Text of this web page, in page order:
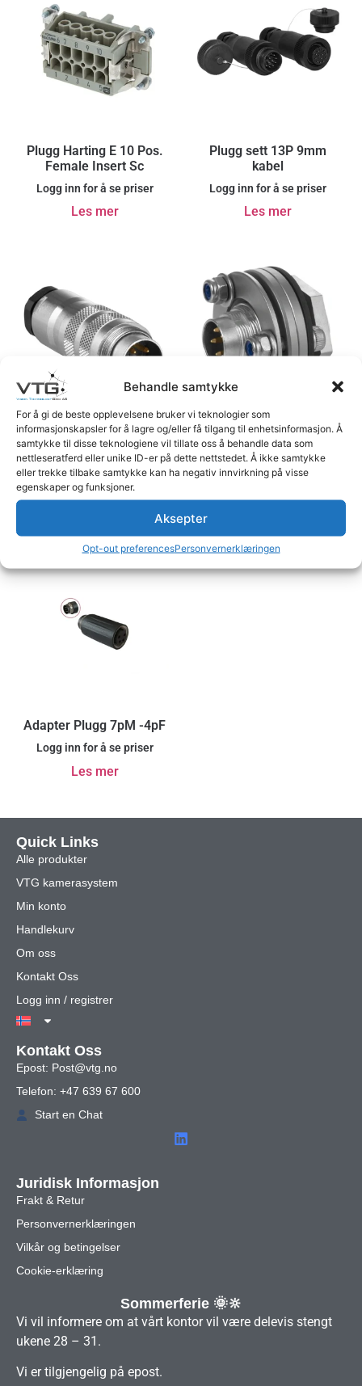
Behandle samtykke
For å gi de beste opplevelsene bruker vi teknologier som
informasjonskapsler for å lagre og/eller få tilgang til enhetsinformasjon. Å
samtykke til disse teknologiene vil tillate oss å behandle data som
nettleseratferd eller unike ID-er på dette nettstedet. Å ikke samtykke
eller trekke tilbake samtykke kan ha negativ innvirkning på visse
egenskaper og funksjoner.
Aksepter
Opt-out preferencesPersonvernerklæringen
Plugg Harting E 10 Pos.
Female Insert Sc
Logg inn for å se priser
Les mer
Plugg sett 13P 9mm
kabel
Logg inn for å se priser
Les mer
Plugg 4pin han PG9 Gold
Logg inn for å se priser
Les mer
Plugg Bulkhead
connector 7p
Logg inn for å se priser
Les mer
Adapter Plugg 7pM -4pF
Logg inn for å se priser
Les mer
Quick Links
Alle produkter
VTG kamerasystem
Min konto
Handlekurv
Om oss
Kontakt Oss
Logg inn / registrer
Kontakt Oss
Epost: Post@vtg.no
Telefon: +47 639 67 600
Start en Chat
Juridisk Informasjon
Frakt & Retur
Personvernerklæringen
Vilkår og betingelser
Cookie-erklæring
Sommerferie 🌞🔆
Vi vil informere om at vårt kontor vil være delevis stengt
ukene 28 – 31.
Vi er tilgjengelig på epost.